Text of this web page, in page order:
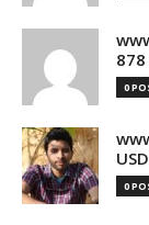
878
0
USD
0